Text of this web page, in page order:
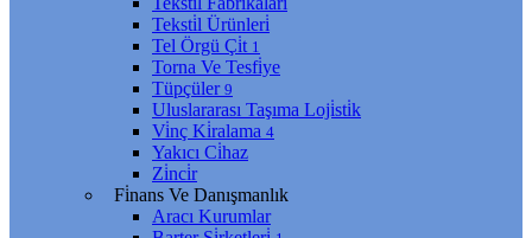
Teksti̇l Ürünleri̇
Tel Örgü Çi̇t 1
Torna Ve Tesfi̇ye
Tüpçüler 9
Uluslararası Taşıma Loji̇sti̇k
Vi̇nç Ki̇ralama 4
Yakıcı Ci̇haz
Zi̇nci̇r
Fi̇nans Ve Danışmanlık
Aracı Kurumlar